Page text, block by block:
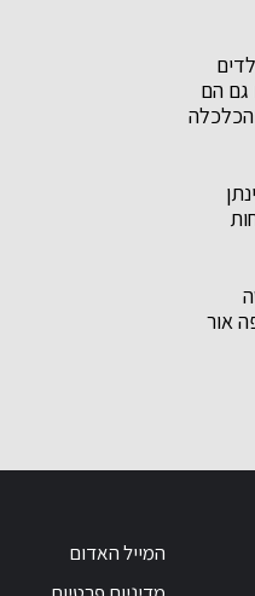
גם הם
אור
המייל האדום